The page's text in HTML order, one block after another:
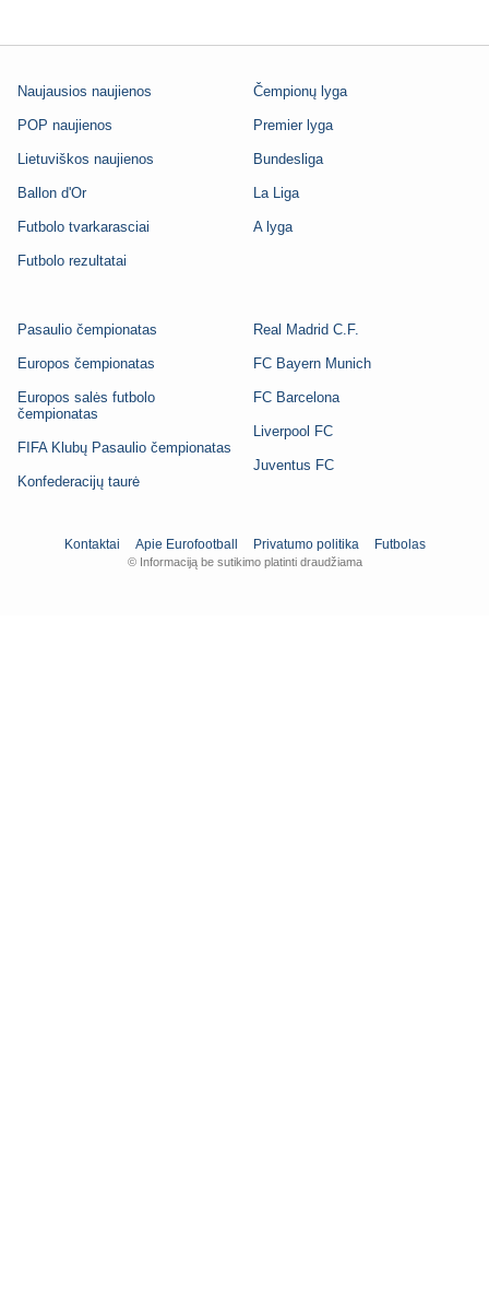
Naujausios naujienos
POP naujienos
Lietuviškos naujienos
Ballon d'Or
Futbolo tvarkarasciai
Futbolo rezultatai
Čempionų lyga
Premier lyga
Bundesliga
La Liga
A lyga
Pasaulio čempionatas
Europos čempionatas
Europos salės futbolo
čempionatas
FIFA Klubų Pasaulio čempionatas
Konfederacijų taurė
Real Madrid C.F.
FC Bayern Munich
FC Barcelona
Liverpool FC
Juventus FC
Kontaktai Apie Eurofootball Privatumo politika Futbolas
© Informaciją be sutikimo platinti draudžiama